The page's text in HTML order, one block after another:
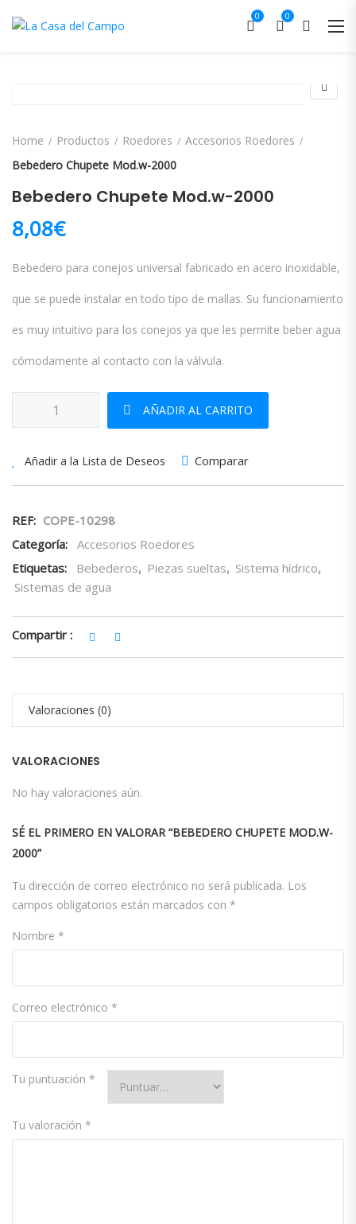
0 0
Home Productos Roedores
Accesorios Roedores
Bebedero Chupete Mod.w-2000
Bebedero Chupete Mod.w-2000
8,08€
Bebedero para conejos universal fabricado en acero inoxidable,
que se puede instalar en todo tipo de mallas. Su funcionamiento
es muy intuitivo para los conejos ya que les permite beber agua
cómodamente al contacto con la válvula.
Bebedero Chupete Mod.w-2000 cantidad
AÑADIR AL CARRITO
Añadir a la Lista de Deseos Comparar
REF: COPE-10298
Categoría: Accesorios Roedores
Etiquetas:
Bebederos, Piezas sueltas, Sistema hídrico,
Sistemas de agua
Compartir :
Valoraciones (0)
VALORACIONES
No hay valoraciones aún.
SÉ EL PRIMERO EN VALORAR “BEBEDERO CHUPETE MOD.W-
2000”
Tu dirección de correo electrónico no será publicada. Los
campos obligatorios están marcados con *
Nombre *
Correo electrónico *
Tu puntuación *
Tu valoración *